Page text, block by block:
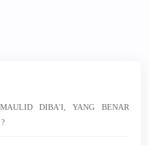
DIBA'I, YANG BENAR